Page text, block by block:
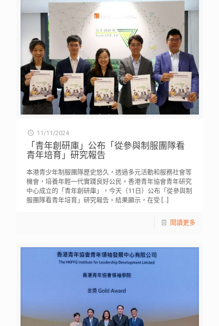
11/11/2024
「青年創研庫」公布「從參與制服團隊看
青年培育」研究報告
本港青少年制服團隊歷史悠久，透過多元活動和服務社會等
機會，培養年輕一代實踐良好公民。香港青年協會青年研究
中心成立的「青年創研庫」，今天（11日）公布「從參與制
服團隊看青年培育」研究報告。結果顯示，在受 […]
閱讀更多